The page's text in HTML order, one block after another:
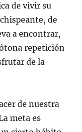
de vivir su
de
a encontrar,
repetición
de la
de nuestra
meta es